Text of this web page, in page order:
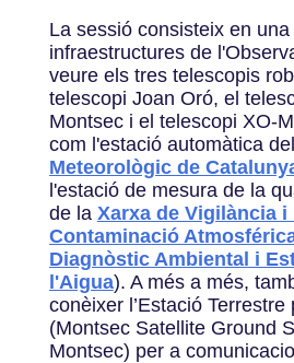
La sessió consisteix en
infraestructures de
veure els tres telescopis
telescopi Joan Oró, el
Montsec i el telescopi XO-
com l'estació automàtica del
Meteorològic de
l'estació de mesura de la
de la Xarxa de Vigilància
Contaminació
Diagnòstic Ambiental i
l'Aigua). A més a més,
conèixer l’Estació Terrestre
(Montsec Satellite Ground
Montsec) per a